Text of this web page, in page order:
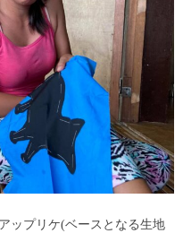
ップリケ(ベースとなる生地